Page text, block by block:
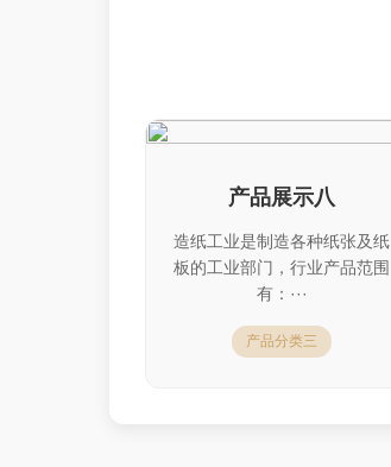
产品展示八
造纸工业是制造各种纸张及纸
板的工业部门，行业产品范围
有：···
产品分类三